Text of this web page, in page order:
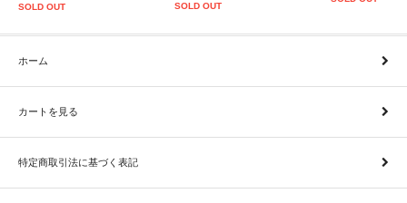
SOLD OUT SOLD OUT
ホーム
カートを見る
特定商取引法に基づく表記